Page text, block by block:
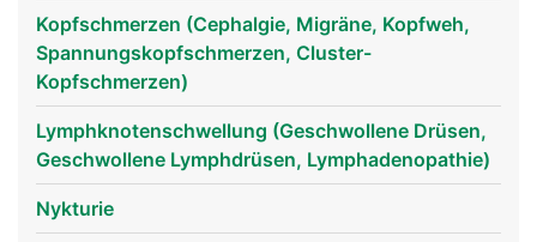
Kopfschmerzen (Cephalgie, Migräne, Kopfweh,
Spannungskopfschmerzen, Cluster-
Kopfschmerzen)
Lymphknotenschwellung (Geschwollene Drüsen,
Geschwollene Lymphdrüsen, Lymphadenopathie)
Nykturie